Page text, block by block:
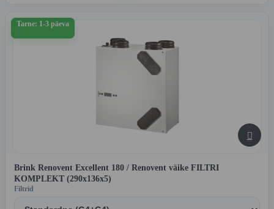
Tarne: 1-3 päeva

Brink Renovent Excellent 180 / Renovent väike FILTRI
KOMPLEKT (290x136x5)
Filtrid